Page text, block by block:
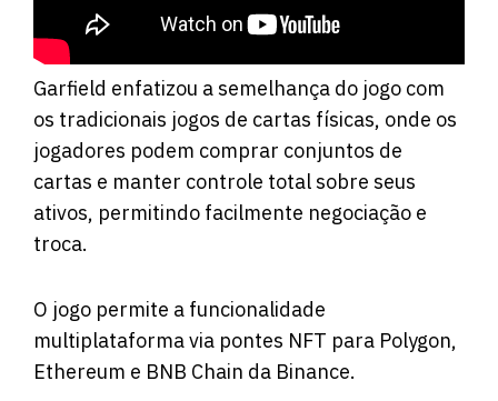
Garfield enfatizou a semelhança do jogo com
os tradicionais jogos de cartas físicas, onde os
jogadores podem comprar conjuntos de
cartas e manter controle total sobre seus
ativos, permitindo facilmente negociação e
troca.
O jogo permite a funcionalidade
multiplataforma via pontes NFT para Polygon,
Ethereum e BNB Chain da Binance.